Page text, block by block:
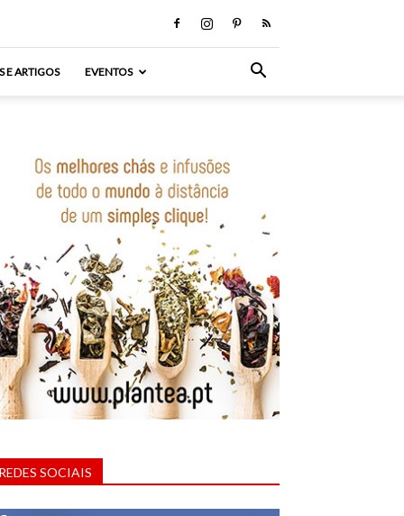
E ARTIGOS EVENTOS
SOCIAIS